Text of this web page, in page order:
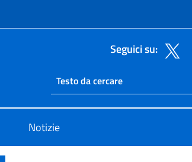
Seguici su:
Ricerca sito
Cerca nel sito
Notizie